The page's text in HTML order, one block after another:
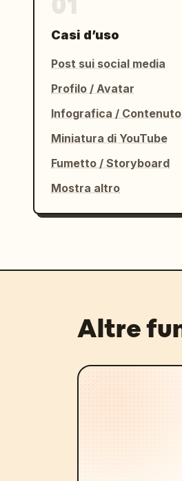
Casi d’uso
Post sui social media
Profilo / Avatar
Infografica /
Miniatura di YouTube
Fumetto / Storyboard
Mostra altro
Altre